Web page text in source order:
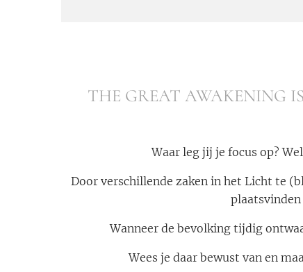
THE GREAT AWAKENING
Waar leg jij je focus op?
Door verschillende zaken in het Licht te
plaatsvinden
Wanneer de bevolking tijdig
Wees je daar bewust van en